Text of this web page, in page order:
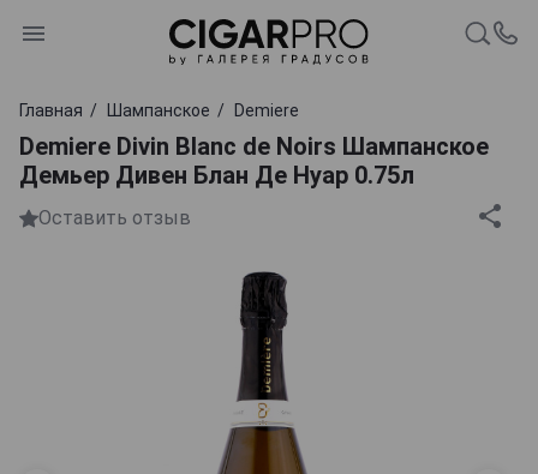
Главная Шампанское Demiere
Demiere Divin Blanc de Noirs Шампанское
Демьер Дивен Блан Де Нуар 0.75л
Оставить отзыв